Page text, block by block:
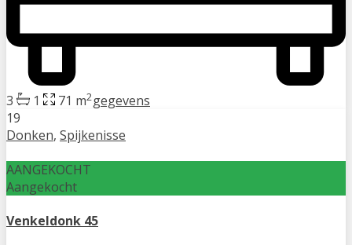
3 1 71 m2gegevens
19
Donken, Spijkenisse
AANGEKOCHT
Aangekocht
Venkeldonk 45